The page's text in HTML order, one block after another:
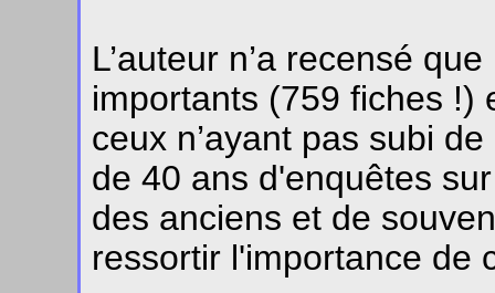
L’auteur n’a recensé
importants (759 fiches !)
ceux n’ayant pas subi
de 40 ans d'enquêtes
des anciens et de
ressortir l'importance de